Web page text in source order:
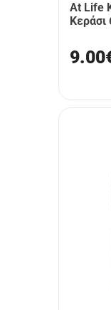
At Life
Κεράσι